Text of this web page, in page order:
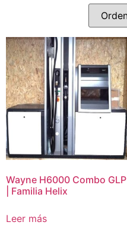
Wayne H6000 Combo GLP
| Familia Helix
Leer más